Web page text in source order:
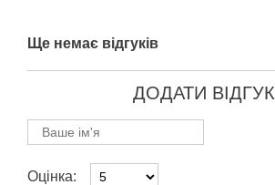
Ще немає відгуків
ДОДАТИ ВІДГУК
Оцінка: